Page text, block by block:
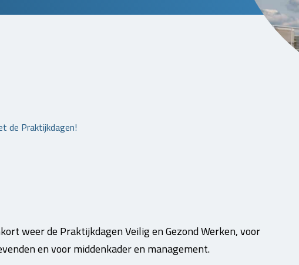
de Praktijkdagen!
weer de Praktijkdagen Veilig en Gezond Werken, voor
en voor middenkader en management.